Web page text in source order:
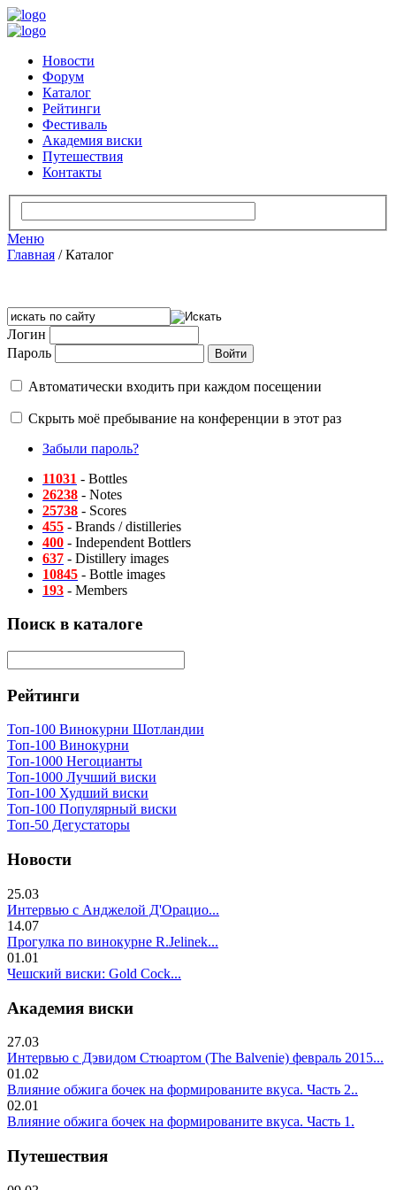
Новости
Форум
Каталог
Рейтинги
Фестиваль
Академия виски
Путешествия
Контакты
Меню
Главная /Каталог
Логин
Пароль
Автоматически входить при каждом посещении
Скрыть моё пребывание на конференции в этот раз
Забыли пароль?
11031 - Bottles
26238 - Notes
25738 - Scores
455 - Brands / distilleries
400 - Independent Bottlers
637 - Distillery images
10845 - Bottle images
193 - Members
Поиск в каталоге
Рейтинги
Топ-100 Винокурни Шотландии
Топ-100 Винокурни
Топ-1000 Негоцианты
Топ-1000 Лучший виски
Топ-100 Худший виски
Топ-100 Популярный виски
Топ-50 Дегустаторы
Новости
25.03
Интервью с Анджелой Д'Орацио...
14.07
Прогулка по винокурне R.Jelinek...
01.01
Чешский виски: Gold Cock...
Академия виски
27.03
Интервью с Дэвидом Стюартом (The Balvenie) февраль 2015...
01.02
Влияние обжига бочек на формированите вкуса. Часть 2..
02.01
Влияние обжига бочек на формированите вкуса. Часть 1.
Путешествия